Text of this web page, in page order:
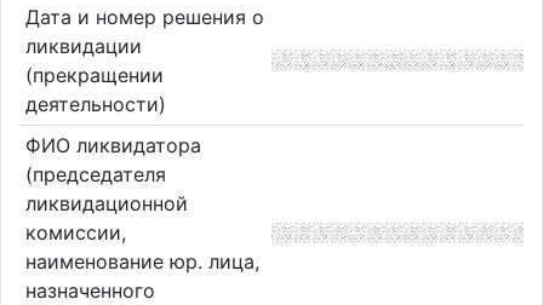
Дата и номер решения о
ликвидации
(прекращении
деятельности)
ФИО ликвидатора
(председателя
ликвидационной
комиссии,
наименование юр. лица,
назначенного